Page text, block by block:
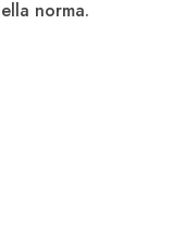
norma.